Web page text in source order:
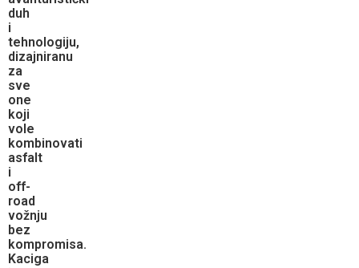
duh
i
tehnologiju,
dizajniranu
za
sve
one
koji
vole
kombinovati
asfalt
i
off-
road
vožnju
bez
kompromisa.
Kaciga